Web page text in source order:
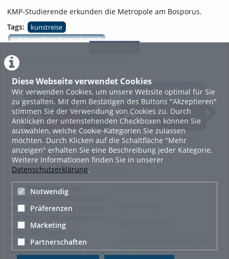
Diese Webseite verwendet Cookies
Wir verwenden Cookies, um unsere Website optimal für Sie
zu gestalten. Mit dem Bestätigen des Buttons "Akzeptieren"
stimmen Sie der Verwendung von Cookies zu. Durch
Anklicken der untenstehenden Checkboxen können Sie
auswählen, welche Cookie-Kategorien Sie zulassen
möchten. Durch Klicken auf die Schaltfläche "Mehr
anzeigen" erhalten Sie eine Beschreibung jeder Kategorie.
Weitere Informationen finden Sie in unserer
Datenschutzerklärung.
Notwendig
Präferenzen
Marketing
Partnerschaften
KMP-Studierende erkunden die Metropole am Bosporus.
Tags:
kunstreise
kultur- und medienpädagogik
Soziale Arbeit.Medien.Kultur,
Studieren,Medienkunst,
Forschen
Mehr Medien in "Forschen"
Verleihung H2HUB
Simulation: Eine Fahrt
mit der Seilbahn
Das Medienportal der
Hochschule Merseburg dient
zur Verwaltung und Ablage
Wenn Sie Fragen zur
Verwendung des
Medienportals haben, stellen
das Medienportal (PDF)